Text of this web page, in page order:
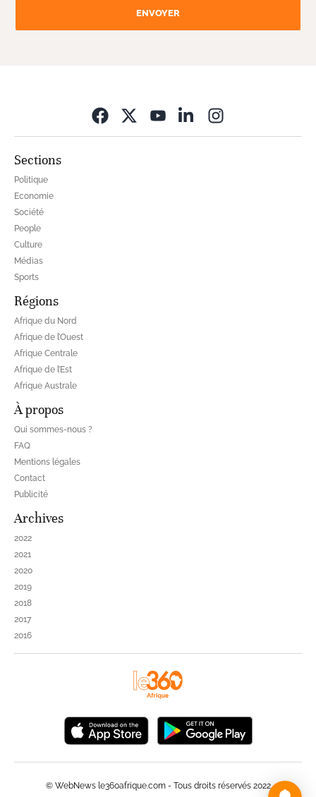
ENVOYER
Sections
Politique
Economie
Société
People
Culture
Médias
Sports
Régions
Afrique du Nord
Afrique de l’Ouest
Afrique Centrale
Afrique de l’Est
Afrique Australe
À propos
Qui sommes-nous ?
FAQ
Mentions légales
Contact
Publicité
Archives
2022
2021
2020
2019
2018
2017
2016
© WebNews le360afrique.com - Tous droits réservés 2022